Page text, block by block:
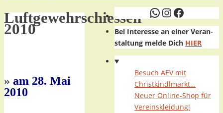
Luftgewehrschiessen
2010
» am 28. Mai
2010
WhatsApp
Instagram
Bei Interesse an einer Veran-
staltung melde Dich HIER
Besuch AEV mit
Christkindlmarkt…
Neuer Online-Shop für
Vereinskleidung!